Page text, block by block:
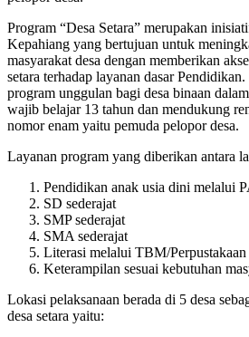
Program “Desa Setara” merupakan
Kepahiang yang bertujuan untuk
masyarakat desa dengan memberikan
setara terhadap layanan dasar
program unggulan bagi desa binaan
wajib belajar 13 tahun dan mendukung
nomor enam yaitu pemuda pelopor desa.
Layanan program yang diberikan antara
Pendidikan anak usia dini melalui
SD sederajat
SMP sederajat
SMA sederajat
Literasi melalui TBM/Perpustakaan
Keterampilan sesuai kebutuhan
Lokasi pelaksanaan berada di 5 desa
desa setara yaitu: